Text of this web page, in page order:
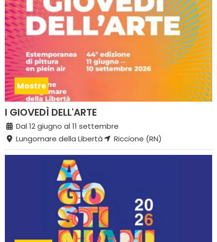
Mostre
I GIOVEDÌ DELL'ARTE
Dal 12 giugno al 11 settembre
Lungomare della Libertà
Riccione (RN)